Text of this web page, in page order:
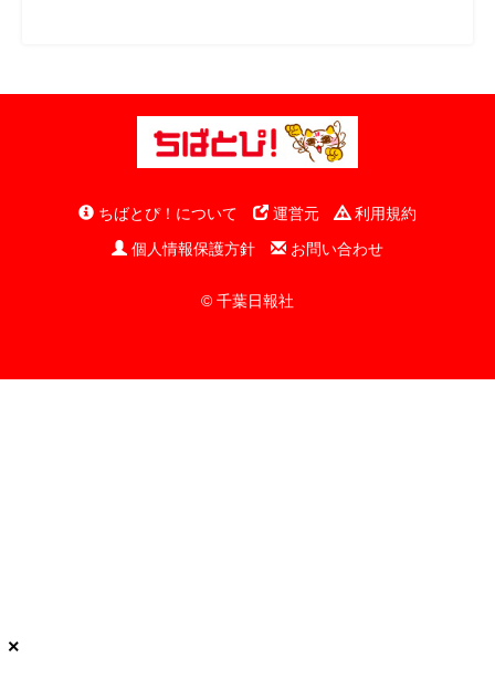
ちばとぴ！について 運営元
利用規約
個人情報保護方針
お問い合わせ
© 千葉日報社
×